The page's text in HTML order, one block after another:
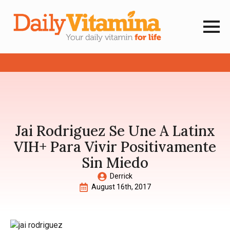
Jai Rodriguez Se Une A Latinx
VIH+ Para Vivir Positivamente
Sin Miedo
Derrick
August 16th, 2017